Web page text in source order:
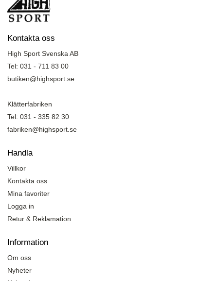
Kontakta oss
High Sport Svenska AB
Tel: 031 - 711 83 00
butiken@highsport.se
Klätterfabriken
Tel: 031 - 335 82 30
fabriken@highsport.se
Handla
Villkor
Kontakta oss
Mina favoriter
Logga in
Retur & Reklamation
Information
Om oss
Nyheter